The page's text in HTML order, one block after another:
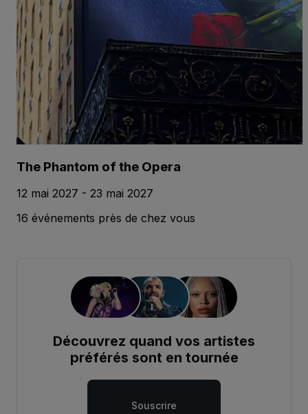
The Phantom of the Opera
12 mai 2027 - 23 mai 2027
16 événements près de chez vous
Découvrez quand vos artistes
préférés sont en tournée
Souscrire